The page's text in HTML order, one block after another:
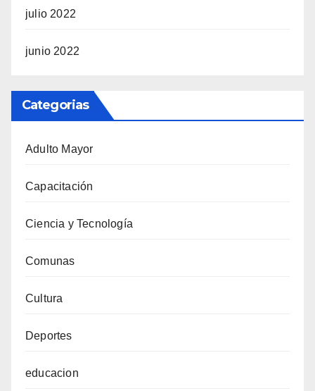
julio 2022
junio 2022
Categorias
Adulto Mayor
Capacitación
Ciencia y Tecnología
Comunas
Cultura
Deportes
educacion